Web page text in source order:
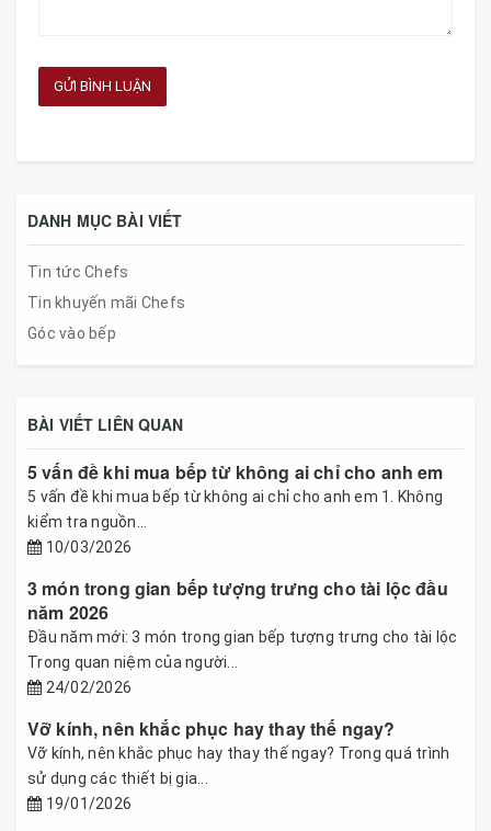
GỬI BÌNH LUẬN
DANH MỤC BÀI VIẾT
Tin tức Chefs
Tin khuyến mãi Chefs
Góc vào bếp
BÀI VIẾT LIÊN QUAN
5 vấn đề khi mua bếp từ không ai chỉ cho anh em
5 vấn đề khi mua bếp từ không ai chỉ cho anh em 1. Không
kiểm tra nguồn...
10/03/2026
3 món trong gian bếp tượng trưng cho tài lộc đầu
năm 2026
Đầu năm mới: 3 món trong gian bếp tượng trưng cho tài lộc
Trong quan niệm của người...
24/02/2026
Vỡ kính, nên khắc phục hay thay thế ngay?
Vỡ kính, nên khắc phục hay thay thế ngay? Trong quá trình
sử dụng các thiết bị gia...
19/01/2026